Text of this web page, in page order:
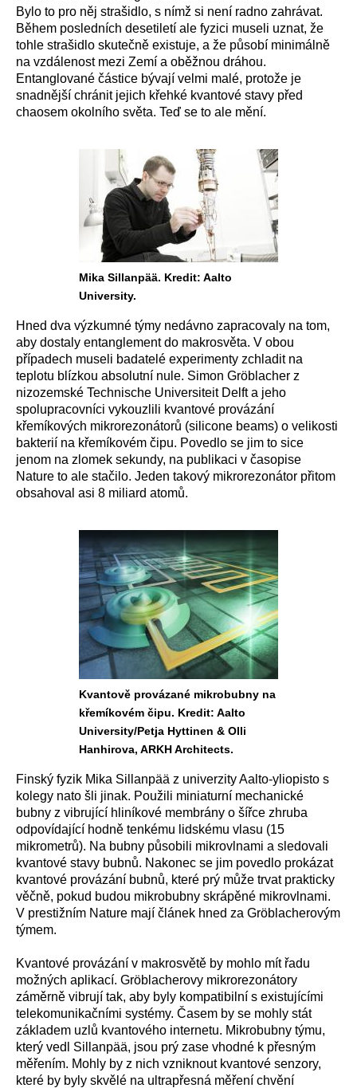
Bylo to pro něj strašidlo, s nímž si není radno zahrávat.
Během posledních desetiletí ale fyzici museli uznat, že
tohle strašidlo skutečně existuje, a že působí minimálně
na vzdálenost mezi Zemí a oběžnou dráhou.
Entanglované částice bývají velmi malé, protože je
snadnější chránit jejich křehké kvantové stavy před
chaosem okolního světa. Teď se to ale mění.
Mika Sillanpää. Kredit: Aalto
University.
Hned dva výzkumné týmy nedávno zapracovaly na tom,
aby dostaly entanglement do makrosvěta. V obou
případech museli badatelé experimenty zchladit na
teplotu blízkou absolutní nule. Simon Gröblacher z
nizozemské Technische Universiteit Delft a jeho
spolupracovníci vykouzlili kvantové provázání
křemíkových mikrorezonátorů (silicone beams) o velikosti
bakterií na křemíkovém čipu. Povedlo se jim to sice
jenom na zlomek sekundy, na publikaci v časopise
Nature to ale stačilo. Jeden takový mikrorezonátor přitom
obsahoval asi 8 miliard atomů.
Kvantově provázané mikrobubny na
křemíkovém čipu. Kredit: Aalto
University/Petja Hyttinen & Olli
Hanhirova, ARKH Architects.
Finský fyzik Mika Sillanpää z univerzity Aalto-yliopisto s
kolegy nato šli jinak. Použili miniaturní mechanické
bubny z vibrující hliníkové membrány o šířce zhruba
odpovídající hodně tenkému lidskému vlasu (15
mikrometrů). Na bubny působili mikrovlnami a sledovali
kvantové stavy bubnů. Nakonec se jim povedlo prokázat
kvantové provázání bubnů, které prý může trvat prakticky
věčně, pokud budou mikrobubny skrápěné mikrovlnami.
V prestižním Nature mají článek hned za Gröblacherovým
týmem.
Kvantové provázání v makrosvětě by mohlo mít řadu
možných aplikací. Gröblacherovy mikrorezonátory
záměrně vibrují tak, aby byly kompatibilní s existujícími
telekomunikačními systémy. Časem by se mohly stát
základem uzlů kvantového internetu. Mikrobubny týmu,
který vedl Sillanpää, jsou prý zase vhodné k přesným
měřením. Mohly by z nich vzniknout kvantové senzory,
které by byly skvělé na ultrapřesná měření chvění